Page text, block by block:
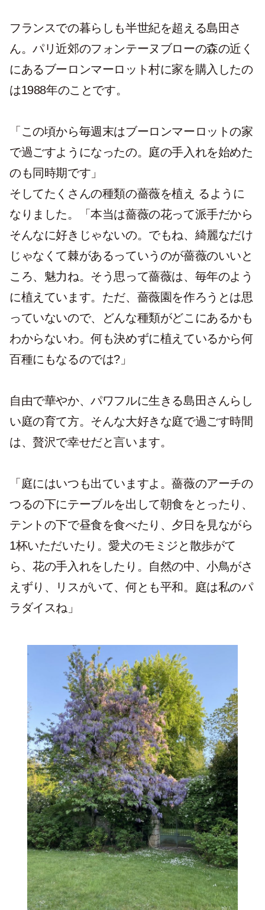
フランスでの暮らしも半世紀を超える島田さ
ん。パリ近郊のフォンテーヌブローの森の近く
にあるブーロンマーロット村に家を購入したの
は1988年のことです。
「この頃から毎週末はブーロンマーロットの家
で過ごすようになったの。庭の手入れを始めた
のも同時期です」
そしてたくさんの種類の薔薇を植え るように
なりました。「本当は薔薇の花って派手だから
そんなに好きじゃないの。でもね、綺麗なだけ
じゃなくて棘があるっていうのが薔薇のいいと
ころ、魅力ね。そう思って薔薇は、毎年のよう
に植えています。ただ、薔薇園を作ろうとは思
っていないので、どんな種類がどこにあるかも
わからないわ。何も決めずに植えているから何
百種にもなるのでは?」
自由で華やか、パワフルに生きる島田さんらし
い庭の育て方。そんな大好きな庭で過ごす時間
は、贅沢で幸せだと言います。
「庭にはいつも出ていますよ。薔薇のアーチの
つるの下にテーブルを出して朝食をとったり、
テントの下で昼食を食べたり、夕日を見ながら
1杯いただいたり。愛犬のモミジと散歩がて
ら、花の手入れをしたり。自然の中、小鳥がさ
えずり、リスがいて、何とも平和。庭は私のパ
ラダイスね」